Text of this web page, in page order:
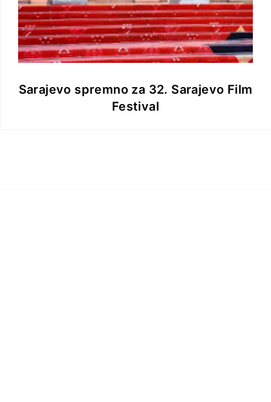
Sarajevo spremno za 32. Sarajevo Film
Festival